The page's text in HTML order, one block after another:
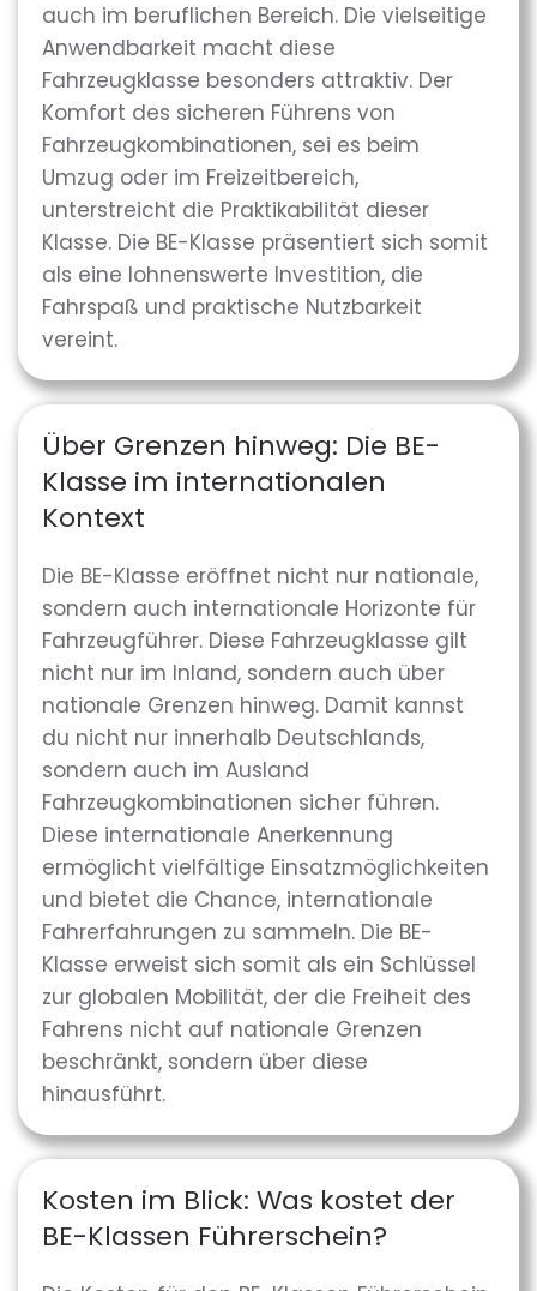
auch im beruflichen Bereich. Die vielseitige
Anwendbarkeit macht diese
Fahrzeugklasse besonders attraktiv. Der
Komfort des sicheren Führens von
Fahrzeugkombinationen, sei es beim
Umzug oder im Freizeitbereich,
unterstreicht die Praktikabilität dieser
Klasse. Die BE-Klasse präsentiert sich somit
als eine lohnenswerte Investition, die
Fahrspaß und praktische Nutzbarkeit
vereint.
Über Grenzen hinweg: Die BE-
Klasse im internationalen
Kontext
Die BE-Klasse eröffnet nicht nur nationale,
sondern auch internationale Horizonte für
Fahrzeugführer. Diese Fahrzeugklasse gilt
nicht nur im Inland, sondern auch über
nationale Grenzen hinweg. Damit kannst
du nicht nur innerhalb Deutschlands,
sondern auch im Ausland
Fahrzeugkombinationen sicher führen.
Diese internationale Anerkennung
ermöglicht vielfältige Einsatzmöglichkeiten
und bietet die Chance, internationale
Fahrerfahrungen zu sammeln. Die BE-
Klasse erweist sich somit als ein Schlüssel
zur globalen Mobilität, der die Freiheit des
Fahrens nicht auf nationale Grenzen
beschränkt, sondern über diese
hinausführt.
Kosten im Blick: Was kostet der
BE-Klassen Führerschein?